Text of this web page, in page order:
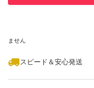
ません
スピード＆安心発送